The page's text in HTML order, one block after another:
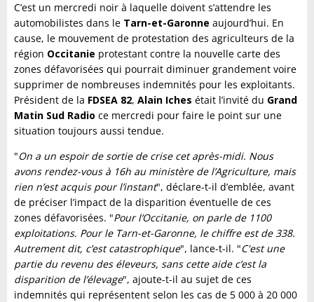
C’est un mercredi noir à laquelle doivent s’attendre les
automobilistes dans le Tarn-et-Garonne aujourd’hui. En
cause, le mouvement de protestation des agriculteurs de la
région Occitanie protestant contre la nouvelle carte des
zones défavorisées qui pourrait diminuer grandement voire
supprimer de nombreuses indemnités pour les exploitants.
Président de la FDSEA 82, Alain Iches était l’invité du Grand
Matin Sud Radio ce mercredi pour faire le point sur une
situation toujours aussi tendue.
"On a un espoir de sortie de crise cet après-midi. Nous
avons rendez-vous à 16h au ministère de l’Agriculture, mais
rien n’est acquis pour l’instant", déclare-t-il d’emblée, avant
de préciser l’impact de la disparition éventuelle de ces
zones défavorisées. "Pour l’Occitanie, on parle de 1100
exploitations. Pour le Tarn-et-Garonne, le chiffre est de 338.
Autrement dit, c’est catastrophique", lance-t-il. "C'est une
partie du revenu des éleveurs, sans cette aide c’est la
disparition de l’élevage", ajoute-t-il au sujet de ces
indemnités qui représentent selon les cas de 5 000 à 20 000